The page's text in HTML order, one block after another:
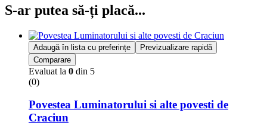
S-ar putea să-ți placă...
Adaugă în lista cu preferințe
Previzualizare rapidă
Comparare
Evaluat la 0 din 5
(0)
Povestea Luminatorului si alte povesti de
Craciun